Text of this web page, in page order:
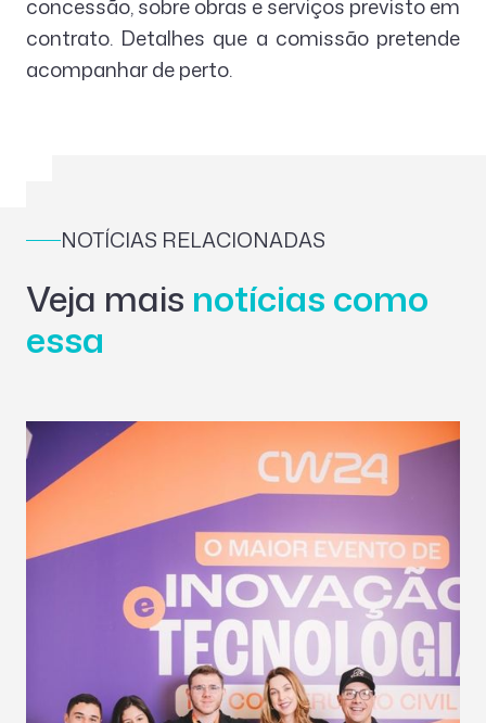
concessão, sobre obras e serviços previsto em
contrato. Detalhes que a comissão pretende
acompanhar de perto.
NOTÍCIAS RELACIONADAS
Veja mais notícias como
essa